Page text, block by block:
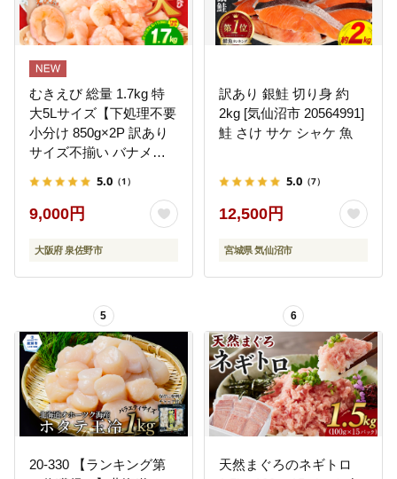
むきえび 総量 1.7kg 特
大5Lサイズ【下処理不要
小分け 850g×2P 訳あり
サイズ不揃い バナメイ
5.0 （1）
9,000円
大阪府 泉佐野市
訳あり 銀鮭 切り身 約
2kg [気仙沼市 20564991]
鮭 さけ サケ シャケ 魚
5.0 （7）
12,500円
宮城県 気仙沼市
5
20-330 【ランキング第
6
天然まぐろのネギトロ